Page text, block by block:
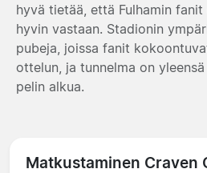
hyvä tietää, että Fulhamin
hyvin vastaan. Stadionin
pubeja, joissa fanit
ottelun, ja tunnelma on
pelin alkua.
Matkustaminen Craven